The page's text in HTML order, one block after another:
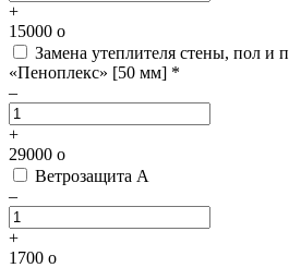
+
15000 o
Замена утеплителя стены, пол и
«Пеноплекс» [50 мм] *
–
+
29000 o
Ветрозащита А
–
+
1700 o